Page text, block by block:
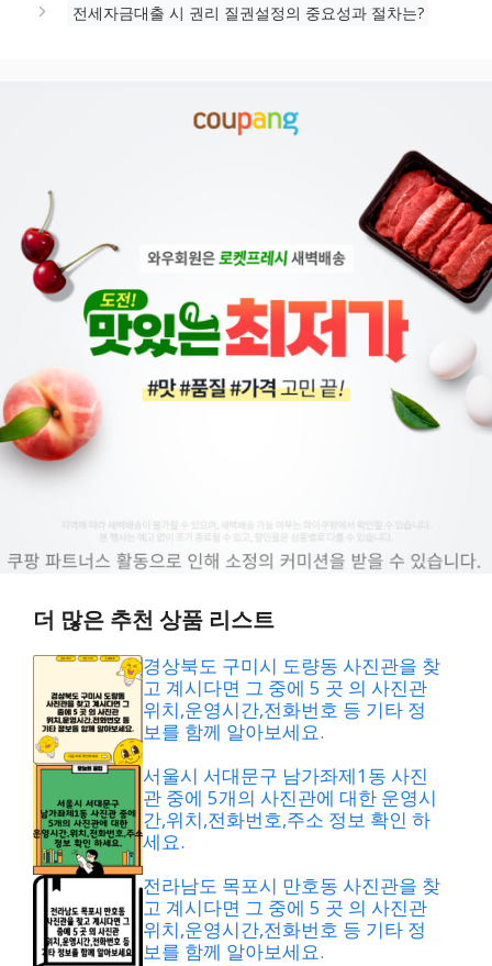
전세자금대출 시 권리 질권설정의 중요성과 절차는?
더 많은 추천 상품 리스트
경상북도 구미시 도량동 사진관을 찾
고 계시다면 그 중에 5 곳 의 사진관
위치,운영시간,전화번호 등 기타 정
보를 함께 알아보세요.
서울시 서대문구 남가좌제1동 사진
관 중에 5개의 사진관에 대한 운영시
간,위치,전화번호,주소 정보 확인 하
세요.
전라남도 목포시 만호동 사진관을 찾
고 계시다면 그 중에 5 곳 의 사진관
위치,운영시간,전화번호 등 기타 정
보를 함께 알아보세요.